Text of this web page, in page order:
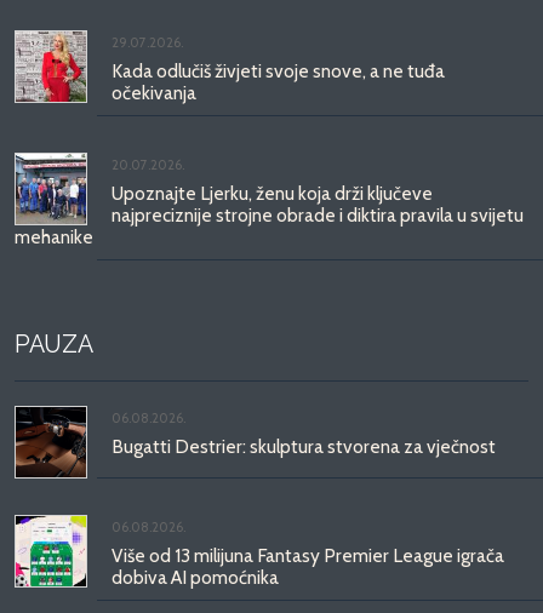
29.07.2026.
Kada odlučiš živjeti svoje snove, a ne tuđa
očekivanja
20.07.2026.
Upoznajte Ljerku, ženu koja drži ključeve
najpreciznije strojne obrade i diktira pravila u svijetu
mehanike
PAUZA
06.08.2026.
Bugatti Destrier: skulptura stvorena za vječnost
06.08.2026.
Više od 13 milijuna Fantasy Premier League igrača
dobiva AI pomoćnika